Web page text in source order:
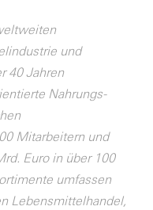
und
40 Jahren
Nahrungs-
Mitarbeitern und
Euro in über 100
umfassen
Lebensmittelhandel,